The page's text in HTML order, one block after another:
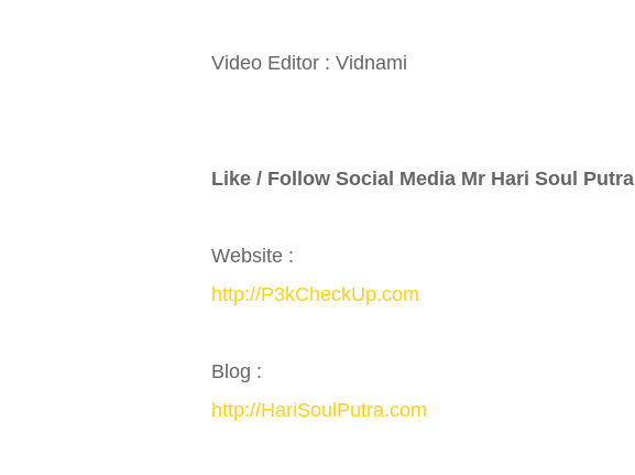
Video Editor : Vidnami
Like / Follow Social Media Mr Hari Soul Putra
Website :
http://P3kCheckUp.com
Blog :
http://HariSoulPutra.com